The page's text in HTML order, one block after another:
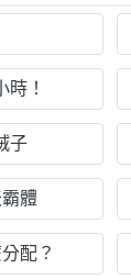
時！
子
體
配？